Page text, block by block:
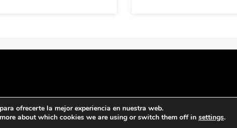
ofrecerte la mejor experiencia en nuestra web.
about which cookies we are using or switch them off in settings.